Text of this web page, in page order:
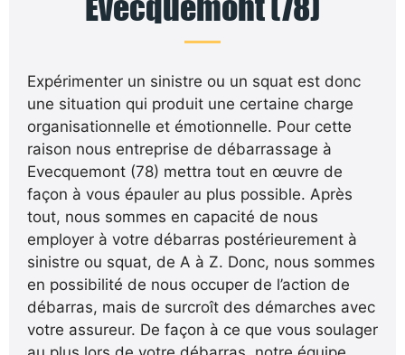
Evecquemont (78)
Expérimenter un sinistre ou un squat est donc
une situation qui produit une certaine charge
organisationnelle et émotionnelle. Pour cette
raison nous entreprise de débarrassage à
Evecquemont (78) mettra tout en œuvre de
façon à vous épauler au plus possible. Après
tout, nous sommes en capacité de nous
employer à votre débarras postérieurement à
sinistre ou squat, de A à Z. Donc, nous sommes
en possibilité de nous occuper de l’action de
débarras, mais de surcroît des démarches avec
votre assureur. De façon à ce que vous soulager